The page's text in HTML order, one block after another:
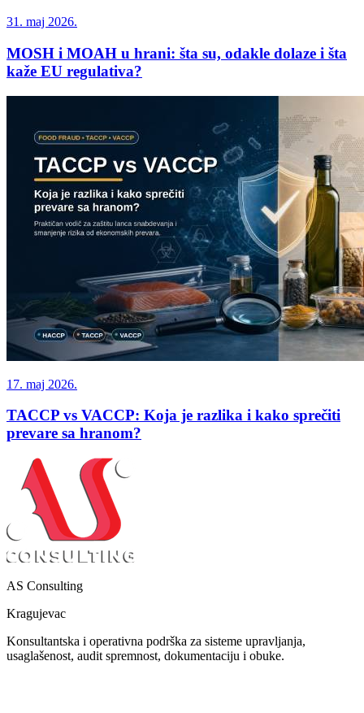
31. maj 2026.
MOSH i MOAH u hrani: šta su, odakle dolaze i šta
kaže EU regulativa?
17. maj 2026.
TACCP vs VACCP: Koja je razlika i kako sprečiti
prevare sa hranom?
AS Consulting
Kragujevac
Konsultantska i operativna podrška za sisteme upravljanja,
usaglašenost, audit spremnost, dokumentaciju i obuke.